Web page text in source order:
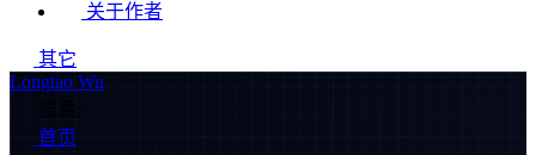
关于作者
其它
Longtao Wu
搜索
首页